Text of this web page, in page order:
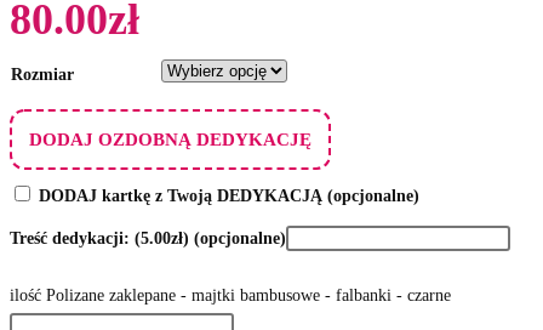
80.00zł
Rozmiar
DODAJ OZDOBNĄ DEDYKACJĘ
DODAJ kartkę z Twoją DEDYKACJĄ (opcjonalne)
Treść dedykacji: (5.00zł) (opcjonalne)
ilość Polizane zaklepane - majtki bambusowe - falbanki - czarne